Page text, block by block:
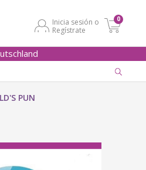
Inicia sesión o
Regístrate
0
PUN